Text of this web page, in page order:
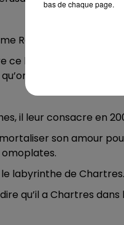
Rodin ou Proust
ce labyrinthe…
peut l’apercevoir
il leur consacre en
son amour
labyrinthe de
qu’il a Chartres dans
bas de chaque page.